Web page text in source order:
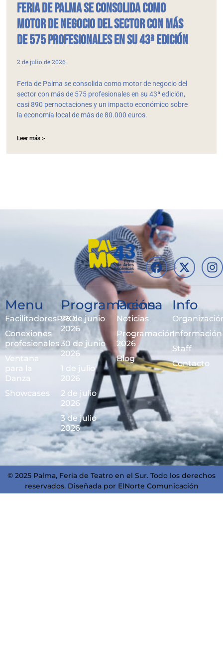
Feria de Palma se consolida como
motor de negocio del sector con más
de 575 profesionales en su 43ª edición
2 de julio de 2026
Feria de Palma se consolida como motor de negocio del
sector con más de 575 profesionales en su 43ª edición,
casi 890 pernoctaciones y un impacto económico sobre
la economía local de más de 80.000 euros.
Leer más >
Menu
FacilitadoresPRO
Conexiones
profesionales
Ventana
para la
Danza
Showcases
Programación
29 de junio
2026
30 de junio
2026
1 de julio
2026
2 de julio
2026
3 de julio
2026
Prensa
Noticias
Programación
2026
Blog
Info
Información
Staff
Contacto
© 2025 Palma, Feria de Teatro en el Sur. Todo los derechos
reservados. Diseñada por ElNorte Comunicación